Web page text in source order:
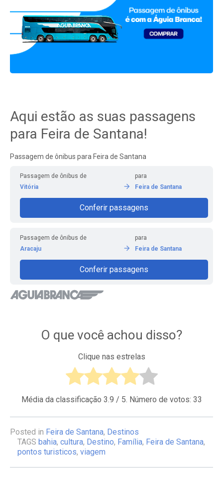
Aqui estão as suas passagens
para Feira de Santana!
Passagem de ônibus para Feira de Santana
Passagem de ônibus de
Vitória
para
Feira de Santana
Conferir passagens
Passagem de ônibus de
Aracaju
para
Feira de Santana
Conferir passagens
O que você achou disso?
Clique nas estrelas
Média da classificação 3.9 / 5. Número de votos: 33
Posted in Feira de Santana, Destinos
TAGS bahia, cultura, Destino, Família, Feira de Santana,
pontos turisticos, viagem